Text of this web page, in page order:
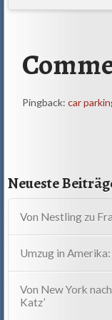
Pingback:car
Neueste
Von Nestling zu
Umzug in
Von New York
Katz’